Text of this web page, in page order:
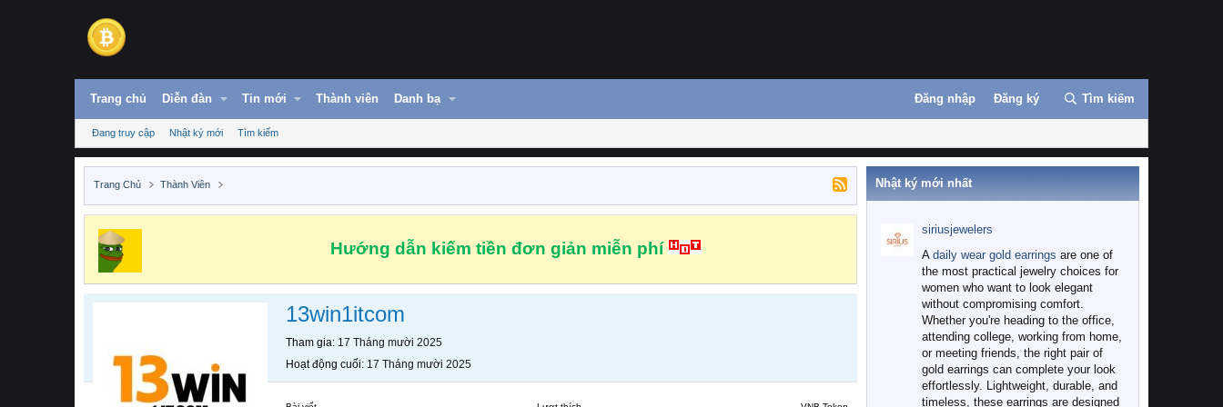
Trang chủ Diễn đàn Tin mới Thành viên Danh bạ Đăng nhập Đăng ký Tìm kiếm
Đang truy cập Nhật ký mới Tìm kiếm
Trang Chủ Thành Viên
Hướng dẫn kiếm tiền đơn giản miễn phí
13win1itcom
Tham gia 17 Tháng mười 2025
Hoạt động cuối 17 Tháng mười 2025
Nhật ký mới nhất
siriusjewelers
A daily wear gold earrings are one of
the most practical jewelry choices for
women who want to look elegant
without compromising comfort.
Whether you're heading to the office,
attending college, working from home,
or meeting friends, the right pair of
gold earrings can complete your look
effortlessly. Lightweight, durable, and
timeless, these earrings are designed